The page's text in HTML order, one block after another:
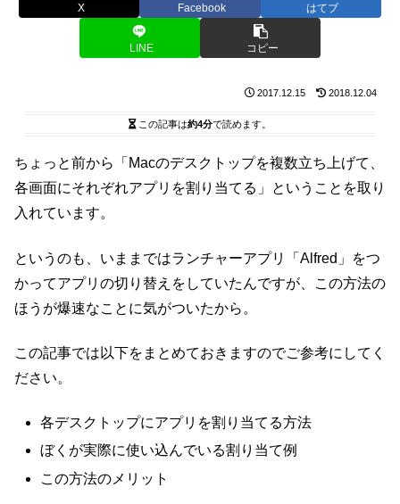
X Facebook はてブ
LINE コピー
2017.12.15 2018.12.04
この記事は約4分で読めます。
ちょっと前から「Macのデスクトップを複数立ち上げて、
各画面にそれぞれアプリを割り当てる」ということを取り
入れています。
というのも、いままではランチャーアプリ「Alfred」をつ
かってアプリの切り替えをしていたんですが、この方法の
ほうが爆速なことに気がついたから。
この記事では以下をまとめておきますのでご参考にしてく
ださい。
各デスクトップにアプリを割り当てる方法
ぼくが実際に使い込んでいる割り当て例
この方法のメリット